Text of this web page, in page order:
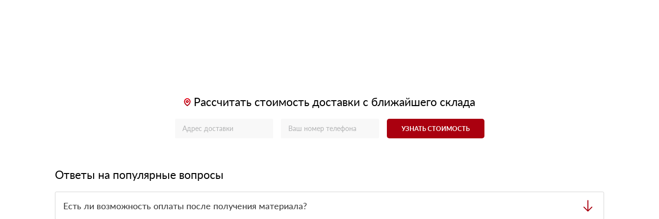
Рассчитать стоимость доставки с ближайшего склада
УЗНАТЬ СТОИМОСТЬ
Ответы на популярные вопросы
Есть ли возможность оплаты после получения материала?